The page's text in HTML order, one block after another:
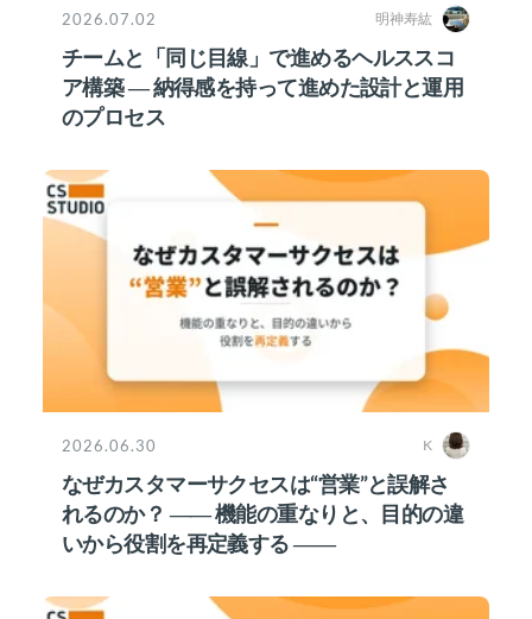
2026.07.02 明神寿紘
チームと「同じ目線」で進めるヘルススコ
ア構築 ― 納得感を持って進めた設計と運用
のプロセス
2026.06.30 K
なぜカスタマーサクセスは“営業”と誤解さ
れるのか？ ―― 機能の重なりと、目的の違
いから役割を再定義する ――